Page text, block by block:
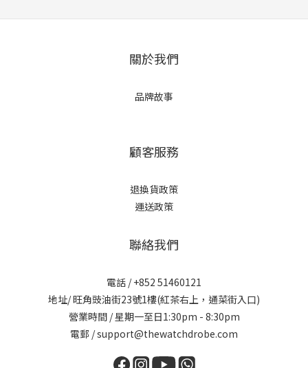
關於我們
品牌故事
顧客服務
退換貨政策
運送政策
聯絡我們
電話 / +852 51460121
地址/ 旺角豉油街23號1樓(紅茶右上，通菜街入口)
營業時間 / 星期一至日1:30pm - 8:30pm
電郵 / support@thewatchdrobe.com